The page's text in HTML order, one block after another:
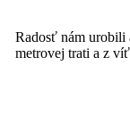
Radosť nám
metrovej trati a z